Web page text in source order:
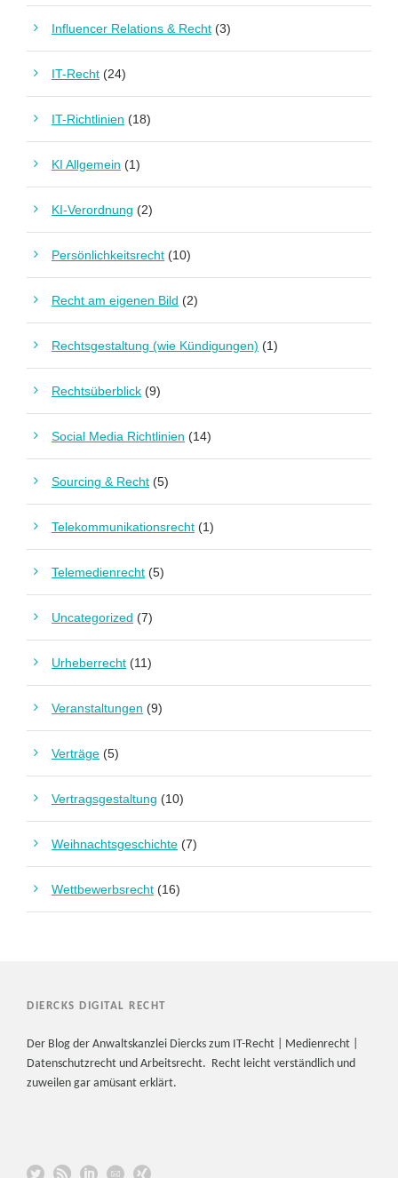
Influencer Relations & Recht (3)
IT-Recht (24)
IT-Richtlinien (18)
KI Allgemein (1)
KI-Verordnung (2)
Persönlichkeitsrecht (10)
Recht am eigenen Bild (2)
Rechtsgestaltung (wie Kündigungen) (1)
Rechtsüberblick (9)
Social Media Richtlinien (14)
Sourcing & Recht (5)
Telekommunikationsrecht (1)
Telemedienrecht (5)
Uncategorized (7)
Urheberrecht (11)
Veranstaltungen (9)
Verträge (5)
Vertragsgestaltung (10)
Weihnachtsgeschichte (7)
Wettbewerbsrecht (16)
DIERCKS DIGITAL RECHT
Der Blog der Anwaltskanzlei Diercks zum IT-Recht | Medienrecht |
Datenschutzrecht und Arbeitsrecht. Recht leicht verständlich und
zuweilen gar amüsant erklärt.